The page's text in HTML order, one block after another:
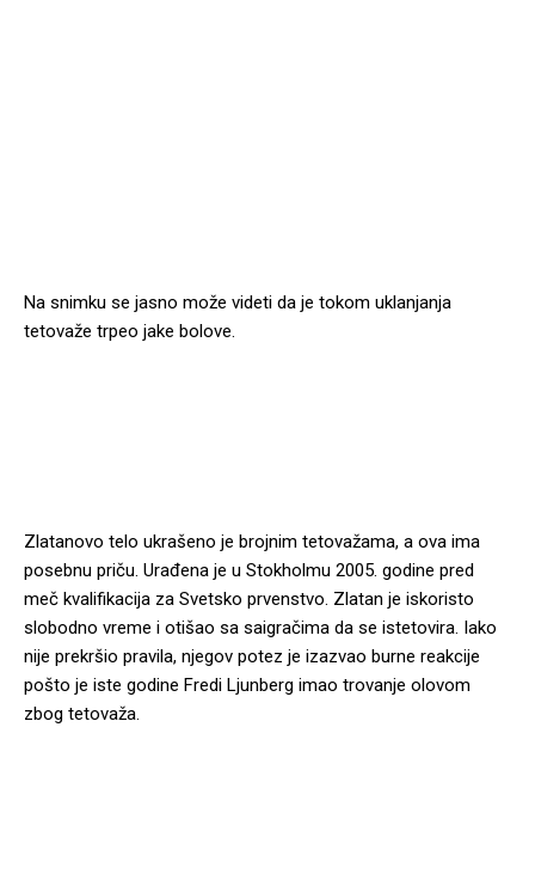
Na snimku se jasno može videti da je tokom uklanjanja
tetovaže trpeo jake bolove.
Zlatanovo telo ukrašeno je brojnim tetovažama, a ova ima
posebnu priču. Urađena je u Stokholmu 2005. godine pred
meč kvalifikacija za Svetsko prvenstvo. Zlatan je iskoristo
slobodno vreme i otišao sa saigračima da se istetovira. Iako
nije prekršio pravila, njegov potez je izazvao burne reakcije
pošto je iste godine Fredi Ljunberg imao trovanje olovom
zbog tetovaža.